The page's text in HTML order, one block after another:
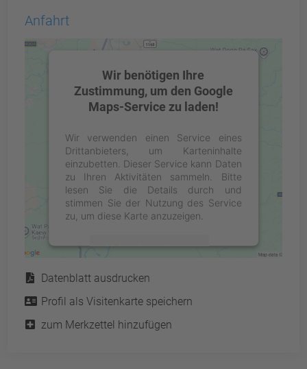
Anfahrt
Wir benötigen Ihre
Zustimmung, um den Google
Maps-Service zu laden!
Wir verwenden einen Service eines
Drittanbieters, um Karteninhalte
einzubetten. Dieser Service kann Daten
zu Ihren Aktivitäten sammeln. Bitte
lesen Sie die Details durch und
stimmen Sie der Nutzung des Service
zu, um diese Karte anzuzeigen.
Mehr Informationen
Akzeptieren
powered by Usercentrics Consent
Management Platform
Service
Datenblatt ausdrucken
Profil als Visitenkarte speichern
zum Merkzettel hinzufügen